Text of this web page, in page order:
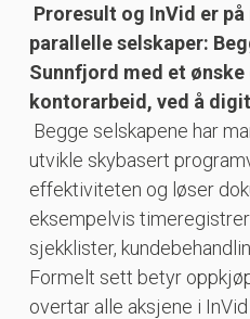
Proresult og InVid er
parallelle selskaper:
Sunnfjord med et
kontorarbeid, ved å
Begge selskapene har
utvikle skybasert
effektiviteten og løser
eksempelvis
sjekklister,
Formelt sett betyr
overtar alle aksjene i